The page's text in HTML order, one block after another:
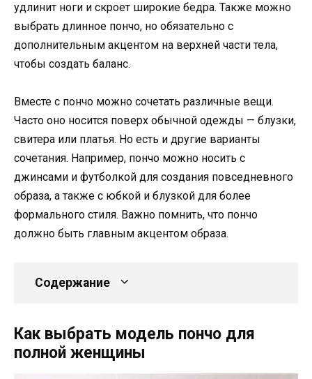
удлинит ноги и скроет широкие бедра. Также можно
выбрать длинное пончо, но обязательно с
дополнительным акцентом на верхней части тела,
чтобы создать баланс.
Вместе с пончо можно сочетать различные вещи.
Часто оно носится поверх обычной одежды — блузки,
свитера или платья. Но есть и другие варианты
сочетания. Например, пончо можно носить с
джинсами и футболкой для создания повседневного
образа, а также с юбкой и блузкой для более
формального стиля. Важно помнить, что пончо
должно быть главным акцентом образа.
Содержание
Как выбрать модель пончо для
полной женщины